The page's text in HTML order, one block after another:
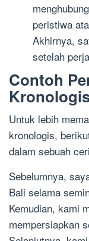
peristiwa
Akhirnya,
setelah
Contoh
Untuk lebih
kronologis,
dalam sebuah
Sebelumnya,
Bali selama
Kemudian, kami
mempersiapkan